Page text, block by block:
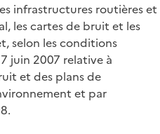
infrastructures routières et
les cartes de bruit et les
selon les conditions
juin 2007 relative à
et des plans de
et par